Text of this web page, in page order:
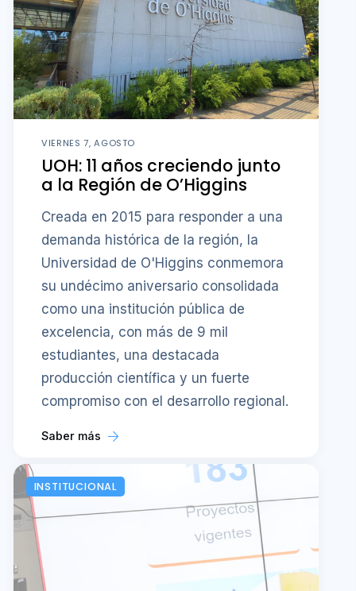
VIERNES 7, AGOSTO
UOH: 11 años creciendo junto
a la Región de O’Higgins
Creada en 2015 para responder a una
demanda histórica de la región, la
Universidad de O'Higgins conmemora
su undécimo aniversario consolidada
como una institución pública de
excelencia, con más de 9 mil
estudiantes, una destacada
producción científica y un fuerte
compromiso con el desarrollo regional.
Saber más
INSTITUCIONAL